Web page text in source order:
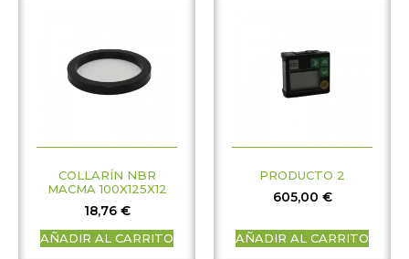
COLLARÍN NBR
MACMA 100X125X12
18,76 €
AÑADIR AL CARRITO
PRODUCTO 2
605,00 €
AÑADIR AL CARRITO